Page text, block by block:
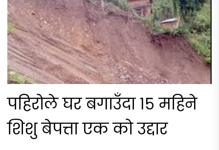
पहिरोले घर बगाउँदा १५ महिने
शिशु बेपत्ता एक को उद्दार